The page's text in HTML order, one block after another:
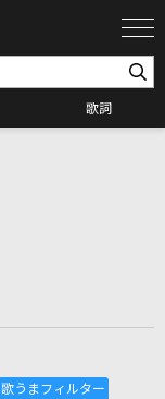
歌詞